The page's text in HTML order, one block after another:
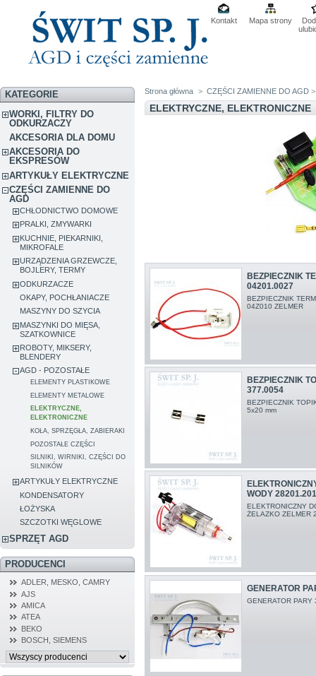
Kontakt Mapa strony
KATEGORIE
WORKI, FILTRY DO
ODKURZACZY
AKCESORIA DLA DOMU
AKCESORIA DO
EKSPRESÓW
ARTYKUŁY ELEKTRYCZNE
CZĘŚCI ZAMIENNE DO
AGD
CHŁODNICTWO DOMOWE
PRALKI, ZMYWARKI
KUCHNIE, PIEKARNIKI,
MIKROFALE
URZĄDZENIA GRZEWCZE,
BOJLERY, TERMY
ODKURZACZE
OKAPY, POCHŁANIACZE
MASZYNY DO SZYCIA
MASZYNKI DO MIĘSA,
SZATKOWNICE
ROBOTY, MIKSERY,
BLENDERY
AGD - POZOSTAŁE
ELEMENTY PLASTIKOWE
ELEMENTY METALOWE
ELEKTRYCZNE,
ELEKTRONICZNE
KOŁA, SPRZĘGŁA, ZABIERAKI
POZOSTAŁE CZĘŚCI
SILNIKI, WIRNIKI, CZĘŚCI DO
SILNIKÓW
ARTYKUŁY ELEKTRYCZNE
KONDENSATORY
ŁOŻYSKA
SZCZOTKI WĘGLOWE
SPRZĘT AGD
PRODUCENCI
ADLER, MESKO, CAMRY
AJS
AMICA
ATEA
BEKO
BOSCH, SIEMENS
Strona główna > CZĘŚCI ZAMIENNE DO AGD
ELEKTRYCZNE, ELEKTRONICZNE
BEZPIECZNIK
04201.0027
BEZPIECZNIK
04Z010 ZELMER
BEZPIECZNIK
377.0054
BEZPIECZNIK
5x20 mm
WODY
ELEKTRONICZNY
ŻELAZKO ZELMER
GENERATOR
GENERATOR